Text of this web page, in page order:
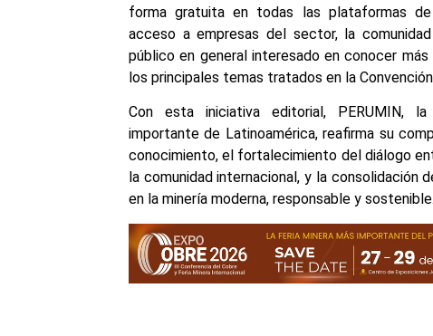
forma gratuita en todas las plataformas
acceso a empresas del sector, la
público en general interesado en conocer
los principales temas tratados en la
Con esta iniciativa editorial, PERUMIN, la
importante de Latinoamérica, reafirma su
conocimiento, el fortalecimiento del diálogo
la comunidad internacional, y la consolidación
en la minería moderna, responsable y sostenible.